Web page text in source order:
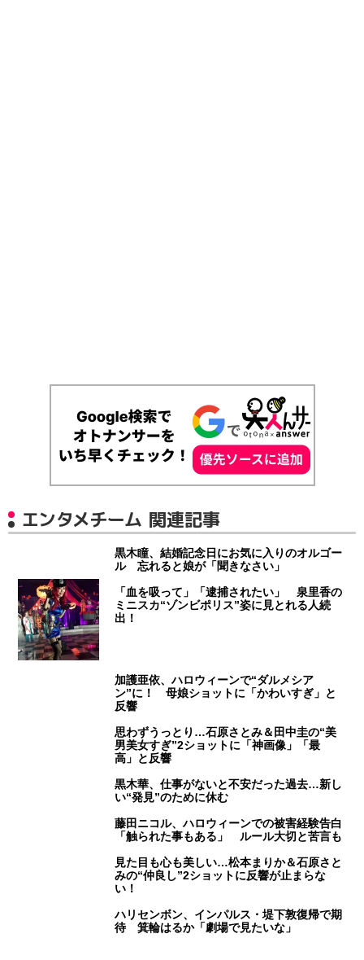
エンタメチーム 関連記事
黒木瞳、結婚記念日にお気に入りのオルゴー
ル 忘れると娘が「聞きなさい」
「血を吸って」「逮捕されたい」 泉里香の
ミニスカ“ゾンビポリス”姿に見とれる人続
出！
加護亜依、ハロウィーンで“ダルメシア
ン”に！ 母娘ショットに「かわいすぎ」と
反響
思わずうっとり…石原さとみ＆田中圭の“美
男美女すぎ”2ショットに「神画像」「最
高」と反響
黒木華、仕事がないと不安だった過去…新し
い“発見”のために休む
藤田ニコル、ハロウィーンでの被害経験告白
「触られた事もある」 ルール大切と苦言も
見た目も心も美しい…松本まりか＆石原さと
みの“仲良し”2ショットに反響が止まらな
い！
ハリセンボン、インパルス・堤下敦復帰で期
待 箕輪はるか「劇場で見たいな」